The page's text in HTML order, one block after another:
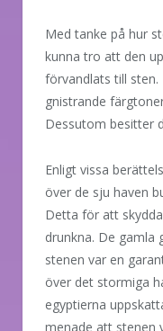
Med tanke på hur
kunna tro att den
förvandlats till
gnistrande
Dessutom besitter
Enligt vissa
över de sju haven
Detta för att
drunkna. De gamla
stenen var en
över det stormiga
egyptierna
menade att stenen